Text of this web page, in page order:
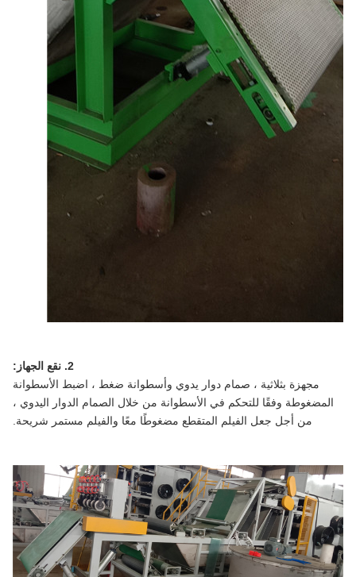
2. نقع الجهاز:
مجهزة بثلاثية ، صمام دوار يدوي وأسطوانة ضغط ، اضبط الأسطوانة
المضغوطة وفقًا للتحكم في الأسطوانة من خلال الصمام الدوار اليدوي ،
من أجل جعل الفيلم المتقطع مضغوطًا معًا والفيلم مستمر شريحة.